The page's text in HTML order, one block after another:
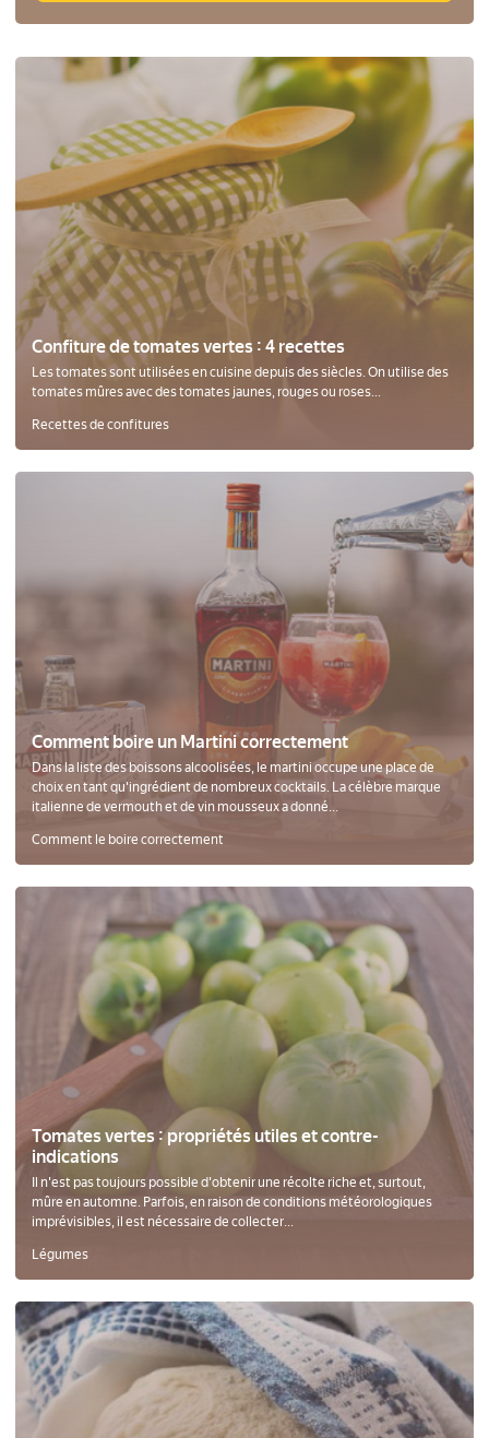
Confiture de tomates vertes : 4 recettes
Les tomates sont utilisées en cuisine depuis des siècles. On utilise des
tomates mûres avec des tomates jaunes, rouges ou roses...
Recettes de confitures
Comment boire un Martini correctement
Dans la liste des boissons alcoolisées, le martini occupe une place de
choix en tant qu'ingrédient de nombreux cocktails. La célèbre marque
italienne de vermouth et de vin mousseux a donné...
Comment le boire correctement
Tomates vertes : propriétés utiles et contre-
indications
Il n'est pas toujours possible d'obtenir une récolte riche et, surtout,
mûre en automne. Parfois, en raison de conditions météorologiques
imprévisibles, il est nécessaire de collecter...
Légumes